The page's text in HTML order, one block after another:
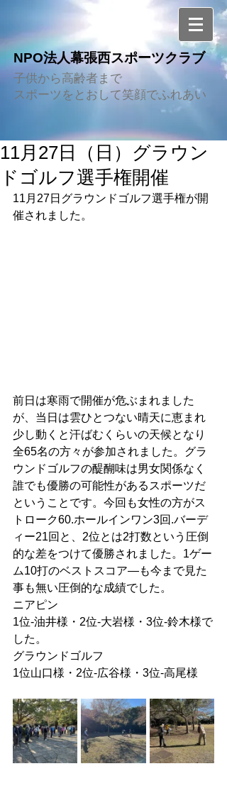
NPO法人幕張西スポーツクラブ
子供から高齢者まで
スポーツをとおして笑顔でふれあい
11月27日（日）グラウン
ドゴルフ選手権開催
11月27日グラウンドゴルフ選手権が開
催されました。
前日は寒雨で開催が危ぶまれました
が、当日は雲ひとつない晴天に恵まれ
少し動くと汗ばむくらいの天候となり
全65名の方々が参加されました。グラ
ウンドゴルフの醍醐味は男女関係なく
誰でも優勝の可能性があるスポーツだ
ということです。今回も女性の方がス
トローク60.ホールインワン3回.バーデ
ィー21回と、2位とは2打数という圧倒
的な差をつけて優勝されました。1ゲー
ム10打のベストスコア―も今まで見た
事も無い圧倒的な成績でした。
ニアピン
1位-油井様・2位-大岩様・3位-鈴木様で
した。
グラウンドゴルフ
1位山口様・2位-広谷様・3位-高尾様